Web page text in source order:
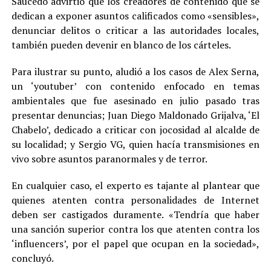
dedican a exponer asuntos calificados como «sensibles»,
denunciar delitos o criticar a las autoridades locales,
también pueden devenir en blanco de los cárteles.
Para ilustrar su punto, aludió a los casos de Alex Serna,
un ‘youtuber’ con contenido enfocado en temas
ambientales que fue asesinado en julio pasado tras
presentar denuncias; Juan Diego Maldonado Grijalva, ‘El
Chabelo’, dedicado a criticar con jocosidad al alcalde de
su localidad; y Sergio VG, quien hacía transmisiones en
vivo sobre asuntos paranormales y de terror.
En cualquier caso, el experto es tajante al plantear que
quienes atenten contra personalidades de Internet
deben ser castigados duramente. «Tendría que haber
una sanción superior contra los que atenten contra los
‘influencers’, por el papel que ocupan en la sociedad»,
concluyó.